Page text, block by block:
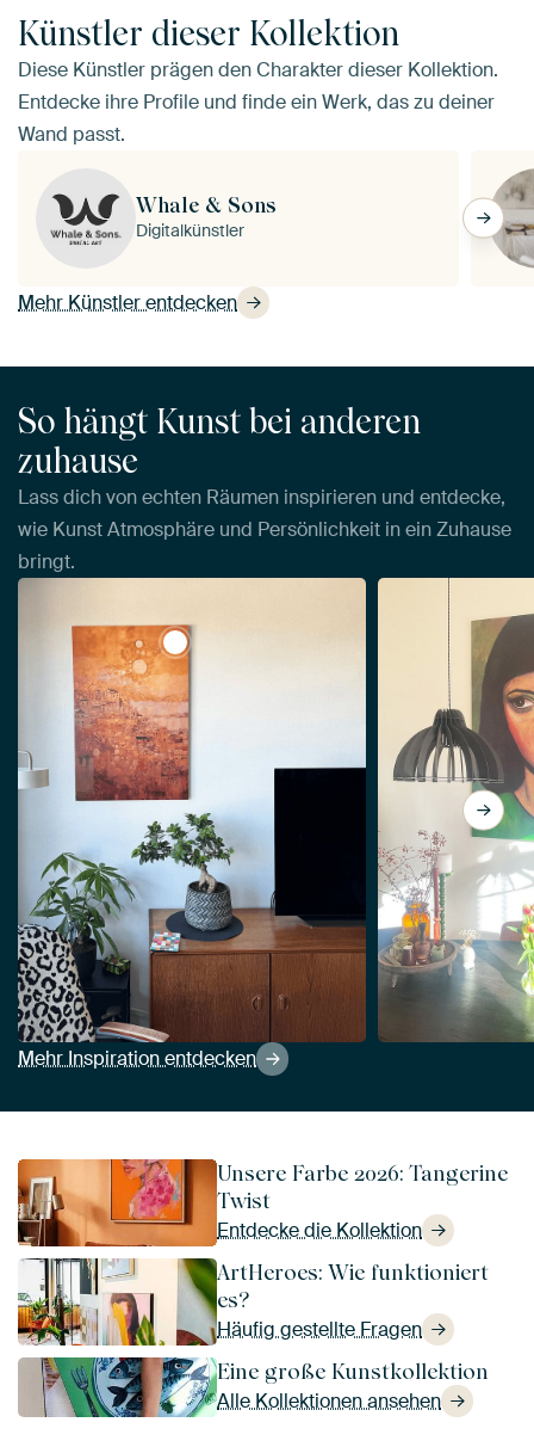
Künstler dieser Kollektion
Diese Künstler prägen den Charakter dieser Kollektion.
Entdecke ihre Profile und finde ein Werk, das zu deiner
Wand passt.
Mehr Künstler entdecken
Whale & Sons
Digitalkünstler
So hängt Kunst bei anderen
zuhause
Lass dich von echten Räumen inspirieren und entdecke,
wie Kunst Atmosphäre und Persönlichkeit in ein Zuhause
bringt.
Mehr Inspiration entdecken
View Träume von Albaicín von Whale
Unsere Farbe 2026: Tangerine
Twist
Entdecke die Kollektion
ArtHeroes: Wie funktioniert
es?
Häufig gestellte Fragen
Eine große Kunstkollektion
Alle Kollektionen ansehen